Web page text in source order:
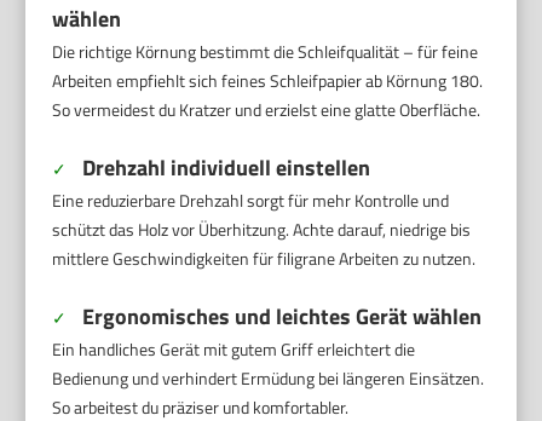
wählen
Die richtige Körnung bestimmt die Schleifqualität – für feine
Arbeiten empfiehlt sich feines Schleifpapier ab Körnung 180.
So vermeidest du Kratzer und erzielst eine glatte Oberfläche.
✓ Drehzahl individuell einstellen
Eine reduzierbare Drehzahl sorgt für mehr Kontrolle und
schützt das Holz vor Überhitzung. Achte darauf, niedrige bis
mittlere Geschwindigkeiten für filigrane Arbeiten zu nutzen.
✓ Ergonomisches und leichtes Gerät wählen
Ein handliches Gerät mit gutem Griff erleichtert die
Bedienung und verhindert Ermüdung bei längeren Einsätzen.
So arbeitest du präziser und komfortabler.